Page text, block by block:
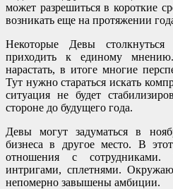
может разрешиться в короткие
возникать еще на протяжении
Некоторые Девы
приходить к единому
нарастать, в итоге многие
Тут нужно стараться искать
ситуация не будет
стороне до будущего года.
Девы могут задуматься в
бизнеса в другое место. В
отношения с сотрудниками.
интригами, сплетнями.
непомерно завышены амбиции.